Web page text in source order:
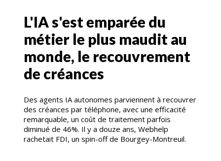
L'IA s'est emparée du
métier le plus maudit au
monde, le recouvrement
de créances
Des agents IA autonomes parviennent à recouvrer
des créances par téléphone, avec une efficacité
remarquable, un coût de traitement parfois
diminué de 46%. Il y a douze ans, Webhelp
rachetait FDI, un spin-off de Bourgey-Montreuil.